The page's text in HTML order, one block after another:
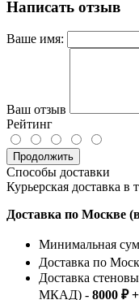
Написать отзыв
Ваше имя:
Ваш отзыв
Рейтинг
Продолжить
Способы доставки
Курьерская доставка в
Доставка по Москве
Минимальная
Доставка по
Доставка
МКАД) - 8000 ₽